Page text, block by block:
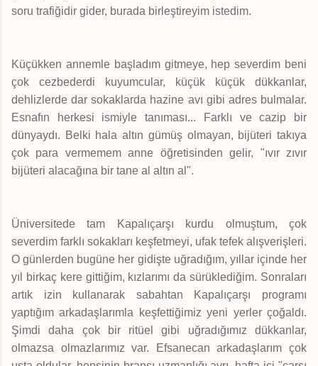
soru trafiğidir gider, burada birleştireyim istedim.
Küçükken annemle başladım gitmeye, hep severdim beni
çok cezbederdi kuyumcular, küçük küçük dükkanlar,
dehlizlerde dar sokaklarda hazine avı gibi adres bulmalar.
Esnafın herkesi ismiyle tanıması... Farklı ve cazip bir
dünyaydı. Belki hala altın gümüş olmayan, bijüteri takıya
çok para vermemem anne öğretisinden gelir, "ıvır zıvır
bijüteri alacağına bir tane al altın al".
Üniversitede tam Kapalıçarşı kurdu olmuştum, çok
severdim farklı sokakları keşfetmeyi, ufak tefek alışverişleri.
O günlerden bugüne her gidişte uğradığım, yıllar içinde her
yıl birkaç kere gittiğim, kızlarımı da sürüklediğim. Sonraları
artık izin kullanarak sabahtan Kapalıçarşı programı
yaptığım arkadaşlarımla keşfettiğimiz yeni yerler çoğaldı.
Şimdi daha çok bir ritüel gibi uğradığımız dükkanlar,
olmazsa olmazlarımız var. Efsanecan arkadaşlarım çok